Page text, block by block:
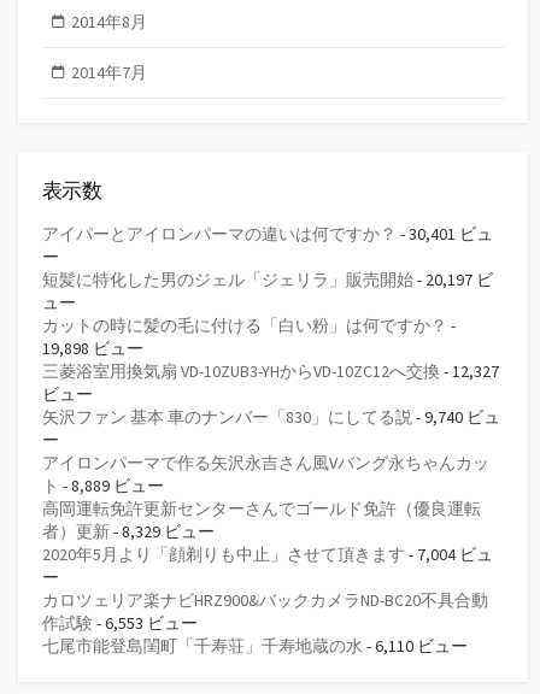
2014年8月
2014年7月
表示数
アイパーとアイロンパーマの違いは何ですか？ - 30,401 ビュ
ー
短髪に特化した男のジェル「ジェリラ」販売開始- 20,197 ビ
ュー
カットの時に髪の毛に付ける「白い粉」は何ですか？ -
19,898 ビュー
三菱浴室用換気扇 VD-10ZUB3-YHからVD-10ZC12へ交換 - 12,327
ビュー
矢沢ファン 基本 車のナンバー「830」にしてる説 - 9,740 ビュ
ー
アイロンパーマで作る矢沢永吉さん風Vバング永ちゃんカッ
ト - 8,889 ビュー
高岡運転免許更新センターさんでゴールド免許（優良運転
者）更新- 8,329 ビュー
2020年5月より「顔剃りも中止」させて頂きます - 7,004 ビュ
ー
カロツェリア楽ナビHRZ900&バックカメラND-BC20不具合動
作試験 - 6,553 ビュー
七尾市能登島閨町「千寿荘」千寿地蔵の水 - 6,110 ビュー